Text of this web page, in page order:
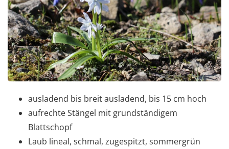
ausladend bis breit ausladend, bis 15 cm hoch
aufrechte Stängel mit grundständigem
Blattschopf
Laub lineal, schmal, zugespitzt, sommergrün